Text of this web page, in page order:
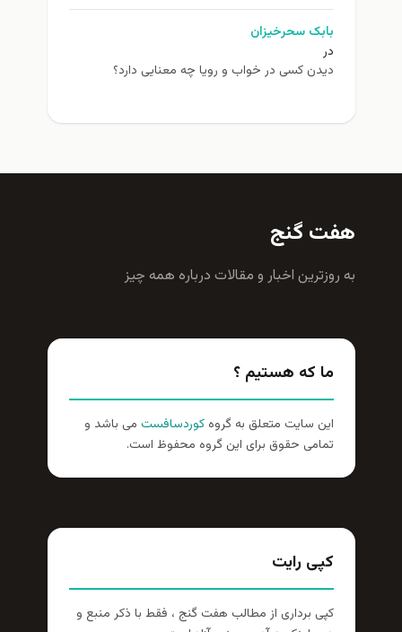
بابک سحرخیزان
در
دیدن کسی در خواب و رویا چه معنایی دارد؟
هفت گنج
به روزترين اخبار و مقالات درباره همه چيز
ما که هستیم ؟
این سایت متعلق به گروهکوردسافست می باشد و
تمامی حقوق برای این گروه محفوظ است.
کپی رایت
کپی برداری از مطالب هفت گنج ، فقط با ذکر منبع و